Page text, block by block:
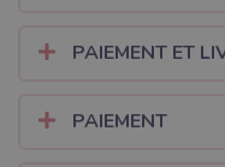
PAIEMENT ET
PAIEMENT